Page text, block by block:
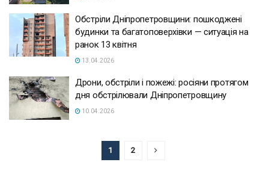
Обстріли Дніпропетровщини: пошкоджені
будинки та багатоповерхівки — ситуація на
ранок 13 квітня
13.04.2026
Дрони, обстріли і пожежі: росіяни протягом
дня обстрілювали Дніпропетровщину
10.04.2026
1 2